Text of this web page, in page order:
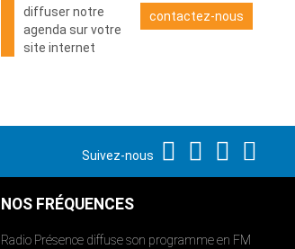
diffuser notre
agenda sur votre
site internet
contactez-nous
Suivez-nous
NOS FRÉQUENCES
Radio Présence diffuse son programme en FM